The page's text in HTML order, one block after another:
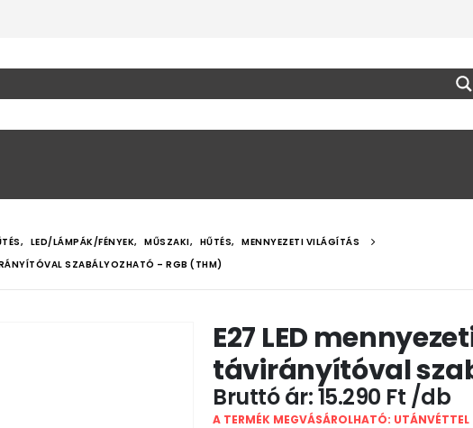
, LED/LÁMPÁK/FÉNYEK, MŰSZAKI, HŰTÉS, MENNYEZETI VILÁGÍTÁS
SZABÁLYOZHATÓ – RGB (THM)
E27 LED
távirányítóval
15.290 Ft
A TERMÉK MEGVÁSÁROLHATÓ: UTÁNVÉTTEL